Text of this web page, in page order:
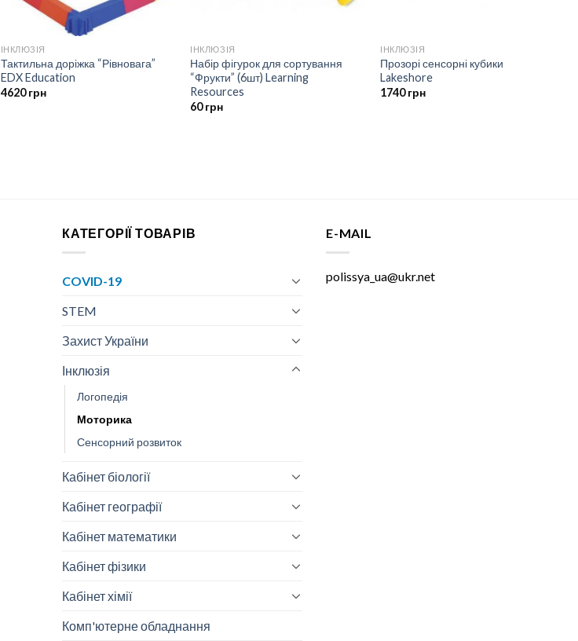
ІНКЛЮЗІЯ
Тактильна доріжка “Рівновага”
EDX Education
4620грн
ІНКЛЮЗІЯ
Набір фігурок для сортування
“Фрукти” (6шт) Learning
Resources
60грн
ІНКЛЮЗІЯ
Прозорі сенсорні кубики
Lakeshore
1740грн
КАТЕГОРІЇ ТОВАРІВ
COVID-19
STEM
Захист України
Інклюзія
Логопедія
Моторика
Сенсорний розвиток
Кабінет біології
Кабінет географії
Кабінет математики
Кабінет фізики
Кабінет хімії
Комп'ютерне обладнання
E-MAIL
polissya_ua@ukr.net